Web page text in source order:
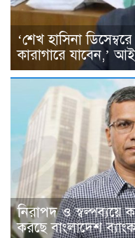
‘শেখ হাসিনা
কারাগারে যাবেন,’
নিরাপদ ও স্বল্পব্যয়ে
করছে বাংলাদেশ